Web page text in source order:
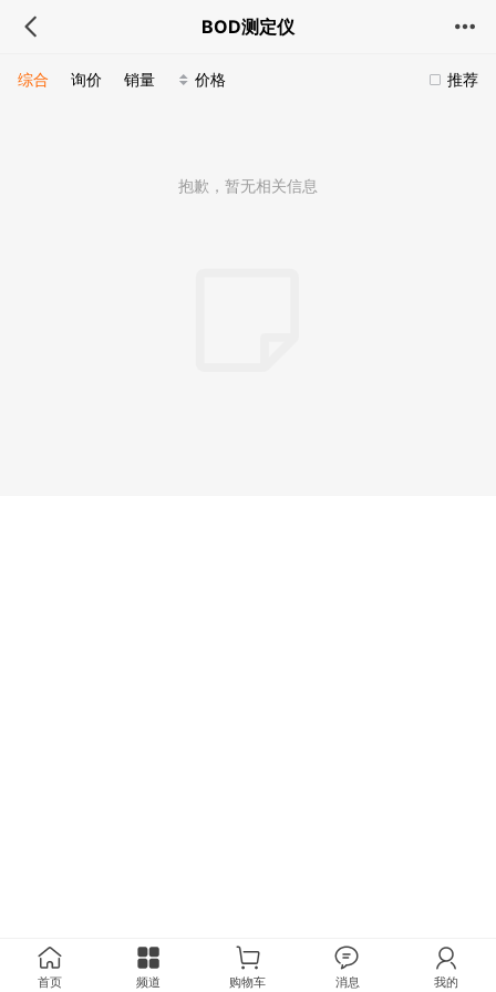
BOD测定仪
推荐
综合 询价 销量 价格
抱歉，暂无相关信息
首页 频道 购物车 消息 我的